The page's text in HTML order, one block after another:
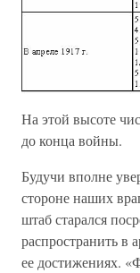
На этой высоте
до конца войны.
Будучи вполне
стороне наших
штаб старался
распространить в
ее достижениях.